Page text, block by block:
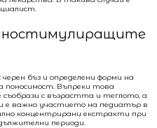
бъз и определени форми на
поносимост. Въпреки това
с възрастта и теглото, а
е важно участието на педиатър в
концентрирани екстракти при
периоди.